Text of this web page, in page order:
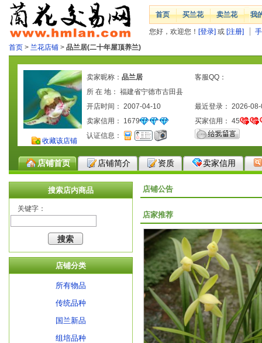
首页 买兰花 卖兰花 我
您好，欢迎您！ [登录] 或 [注册]
首页 > 兰花店铺 > 品兰居(二十年屋顶养兰)
收藏该店铺
卖家昵称： 品兰居
客服QQ：
所 在 地： 福建省宁德市古田县
开店时间： 2007-04-10
最近登录： 2026-
卖家信用： 1679 买家信用： 45
认证信息：
店铺首页 店铺简介 资质 卖家信用
搜索店内商品
关键字：
店铺分类
所有物品
传统品种
国兰新品
组培品种
店铺公告
店家推荐